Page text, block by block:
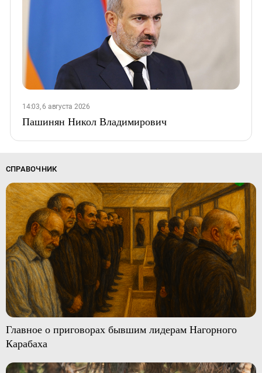
14:03, 6 августа 2026
Пашинян Никол Владимирович
СПРАВОЧНИК
Главное о приговорах бывшим лидерам Нагорного
Карабаха